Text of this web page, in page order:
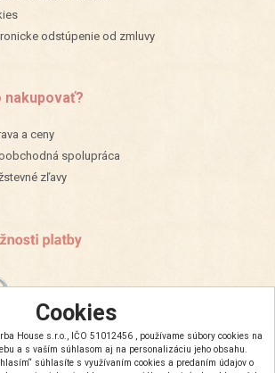
Cookies
House s.r.o., IČO 51012456 , používame súbory cookies na
a s vaším súhlasom aj na personalizáciu jeho obsahu.
súhlasíte s využívaním cookies a predaním údajov o
odstúpenie od zmluvy
nakupovať?
a ceny
spolupráca
zľavy